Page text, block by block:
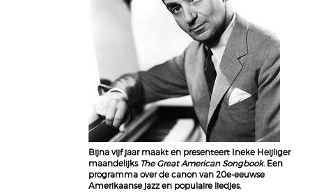
Bijna vijf jaar maakt en presenteert Ineke Heijliger
maandelijks The Great American Songbook. Een
programma over de canon van 20e-eeuwse
Amerikaanse jazz en populaire liedjes.